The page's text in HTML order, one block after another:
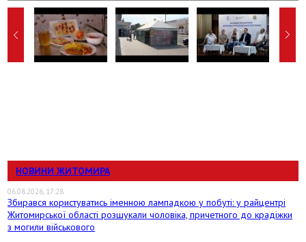
НОВИНИ ЖИТОМИРА
06.08.2026, 17:28
Збирався користуватись іменною лампадкою у побуті: у райцентрі
Житомирської області розшукали чоловіка, причетного до крадіжки
з могили військового